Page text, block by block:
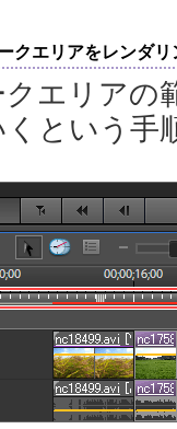
クエリアをレンダリ
クエリアの
くという手